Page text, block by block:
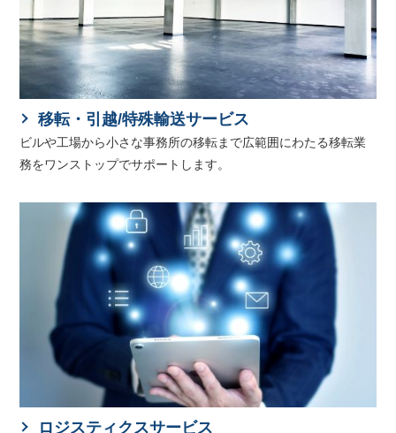
移転・引越/特殊輸送サービス
ビルや工場から小さな事務所の移転まで広範囲にわたる移転業
務をワンストップでサポートします。
ロジスティクスサービス